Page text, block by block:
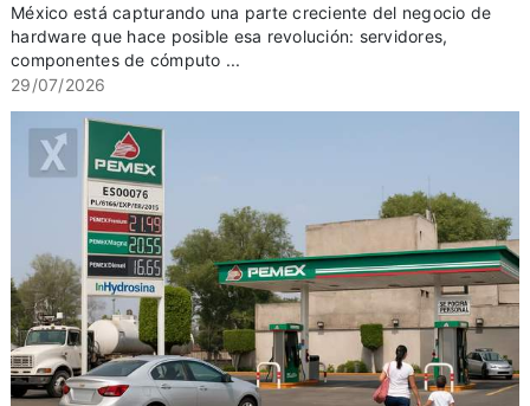
México está capturando una parte creciente del negocio de
hardware que hace posible esa revolución: servidores,
componentes de cómputo ...
29/07/2026